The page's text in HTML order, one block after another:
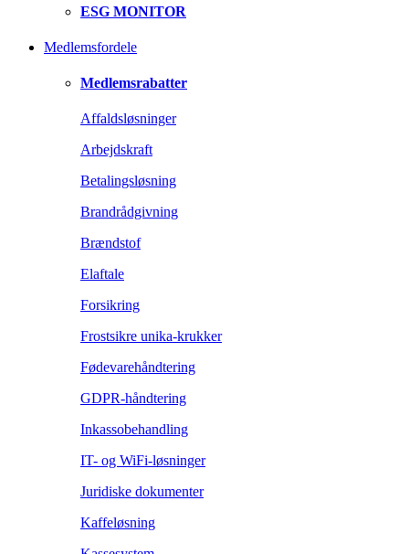
ESG MONITOR
Medlemsfordele
Medlemsrabatter
Affaldsløsninger
Arbejdskraft
Betalingsløsning
Brandrådgivning
Brændstof
Elaftale
Forsikring
Frostsikre unika-krukker
Fødevarehåndtering
GDPR-håndtering
Inkassobehandling
IT- og WiFi-løsninger
Juridiske dokumenter
Kaffeløsning